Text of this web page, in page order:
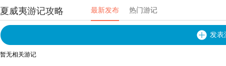
夏威夷游记攻略 最新发布 热门游记
发表
暂无相关游记